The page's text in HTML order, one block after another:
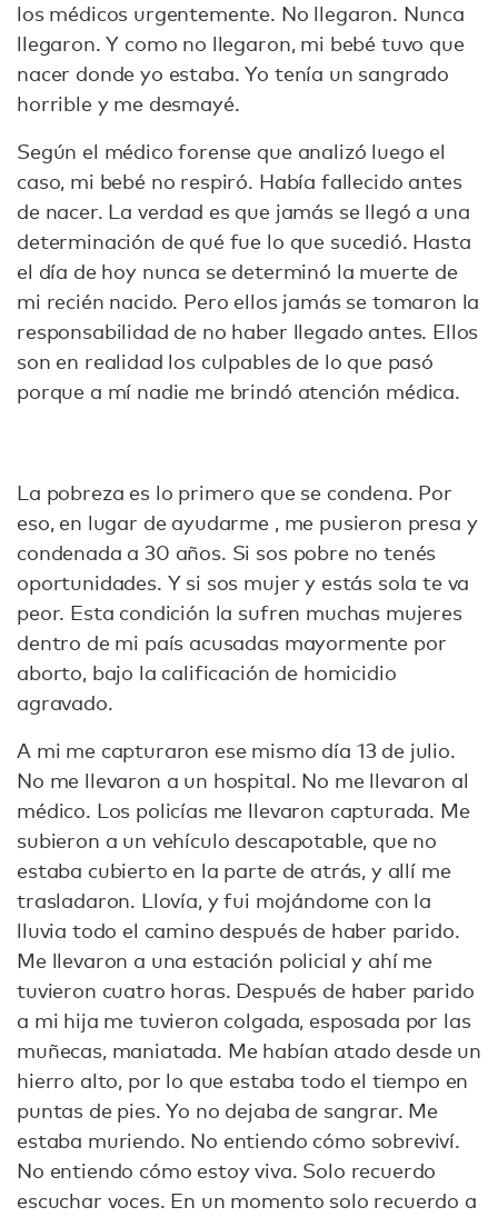
los médicos urgentemente. No llegaron. Nunca
llegaron. Y como no llegaron, mi bebé tuvo que
nacer donde yo estaba. Yo tenía un sangrado
horrible y me desmayé.
Según el médico forense que analizó luego el
caso, mi bebé no respiró. Había fallecido antes
de nacer. La verdad es que jamás se llegó a una
determinación de qué fue lo que sucedió. Hasta
el día de hoy nunca se determinó la muerte de
mi recién nacido. Pero ellos jamás se tomaron la
responsabilidad de no haber llegado antes. Ellos
son en realidad los culpables de lo que pasó
porque a mí nadie me brindó atención médica.
La pobreza es lo primero que se condena. Por
eso, en lugar de ayudarme , me pusieron presa y
condenada a 30 años. Si sos pobre no tenés
oportunidades. Y si sos mujer y estás sola te va
peor. Esta condición la sufren muchas mujeres
dentro de mi país acusadas mayormente por
aborto, bajo la calificación de homicidio
agravado.
A mi me capturaron ese mismo día 13 de julio.
No me llevaron a un hospital. No me llevaron al
médico. Los policías me llevaron capturada. Me
subieron a un vehículo descapotable, que no
estaba cubierto en la parte de atrás, y allí me
trasladaron. Llovía, y fui mojándome con la
lluvia todo el camino después de haber parido.
Me llevaron a una estación policial y ahí me
tuvieron cuatro horas. Después de haber parido
a mi hija me tuvieron colgada, esposada por las
muñecas, maniatada. Me habían atado desde un
hierro alto, por lo que estaba todo el tiempo en
puntas de pies. Yo no dejaba de sangrar. Me
estaba muriendo. No entiendo cómo sobreviví.
No entiendo cómo estoy viva. Solo recuerdo
escuchar voces. En un momento solo recuerdo a